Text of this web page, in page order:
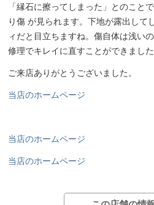
「縁石に擦ってしまった」とのこと
り傷 が見られます。下地が露出して
ィだと目立ちますね。傷自体は浅い
修理でキレイに直すことができました
ご来店ありがとうございました。
当店のホームページ
当店のホームページ
当店のホームページ